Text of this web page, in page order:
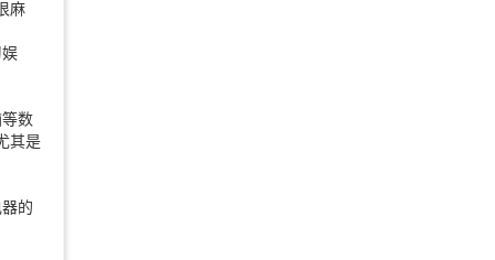
麻
数
其是
的